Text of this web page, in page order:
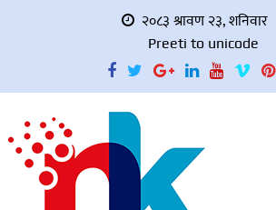
२०८३ श्रावण २३, शनिवार
Preeti to unicode